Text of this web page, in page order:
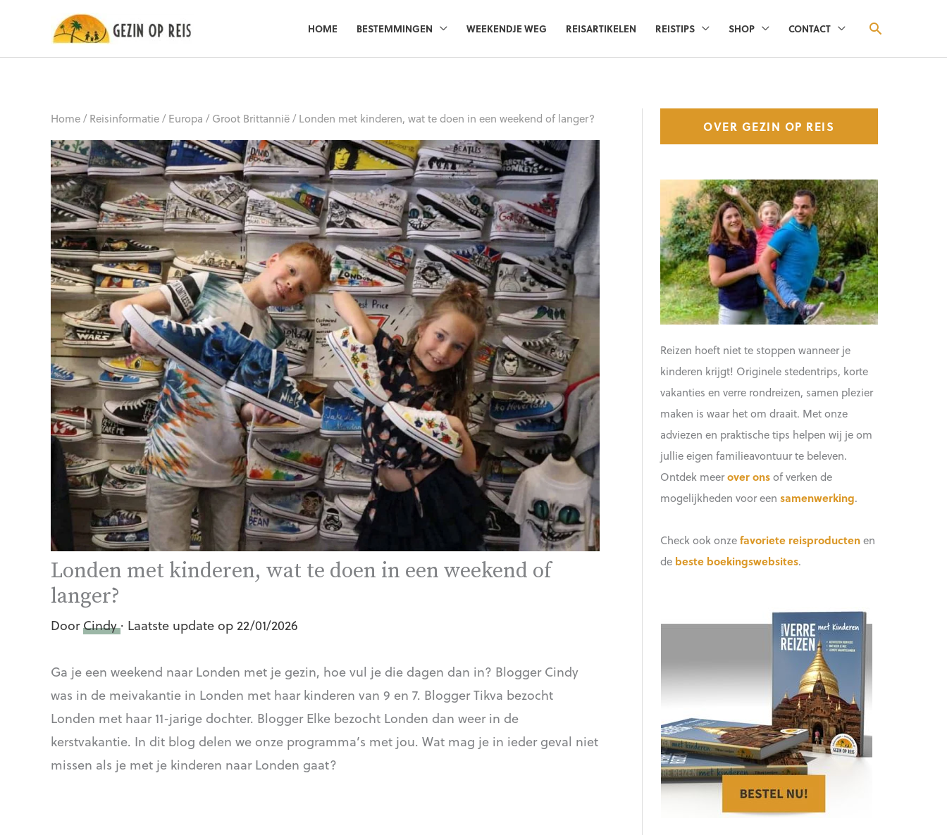
HOME BESTEMMINGEN WEEKENDJE WEG REISARTIKELEN REISTIPS SHOP CONTACT ZOEKEN
Home/ Reisinformatie/ Europa / Groot Brittannië/ Londen met kinderen, wat te doen in een weekend of langer?
Londen met kinderen, wat te doen in een weekend of
langer?
DoorCindy· Laatste update op 22/01/2026
Ga je een weekend naar Londen met je gezin, hoe vul je die dagen dan in? Blogger Cindy
was in de meivakantie in Londen met haar kinderen van 9 en 7. Blogger Tikva bezocht
Londen met haar 11-jarige dochter. Blogger Elke bezocht Londen dan weer in de
kerstvakantie. In dit blog delen we onze programma’s met jou. Wat mag je in ieder geval niet
missen als je met je kinderen naar Londen gaat?
OVER GEZIN OP REIS
Reizen hoeft niet te stoppen wanneer je
kinderen krijgt! Originele stedentrips, korte
vakanties en verre rondreizen, samen plezier
maken is waar het om draait. Met onze
adviezen en praktische tips helpen wij je om
jullie eigen familieavontuur te beleven.
Ontdek meerover onsof verken de
mogelijkheden voor een samenwerking.
Check ook onzefavoriete reisproductenen
de beste boekingswebsites.